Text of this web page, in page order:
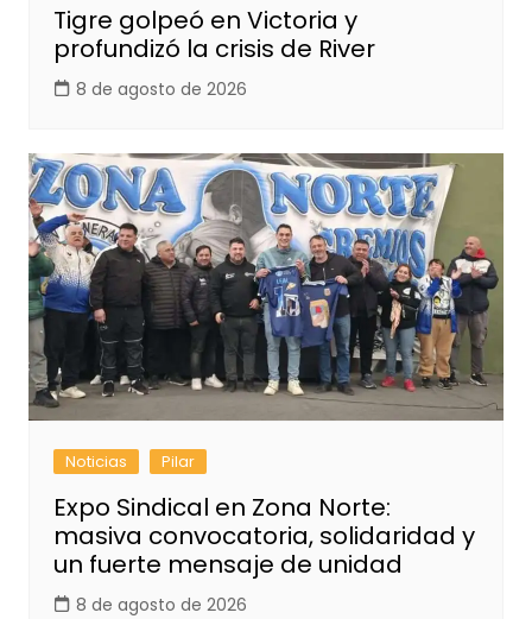
Tigre golpeó en Victoria y
profundizó la crisis de River
8 de agosto de 2026
Noticias Pilar
Expo Sindical en Zona Norte:
masiva convocatoria, solidaridad y
un fuerte mensaje de unidad
8 de agosto de 2026